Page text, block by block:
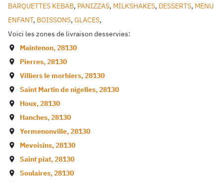
BARQUETTES KEBAB, PANIZZAS, MILKSHAKES, DESSERTS, MENU
ENFANT, BOISSONS, GLACES,
Voici les zones de livraison desservies:
Maintenon,28130
Pierres,28130
Villiers le morhiers,28130
Saint Martin de nigelles,28130
Houx,28130
Hanches,28130
Yermenonville,28130
Mevoisins,28130
Saint piat,28130
Soulaires,28130